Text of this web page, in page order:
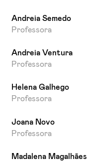
Andreia Semedo
Professora
Andreia Ventura
Professora
Helena Galhego
Professora
Joana Novo
Professora
Madalena Magalhães